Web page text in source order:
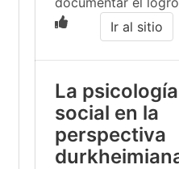
Ir al sitio
La psicología
social en la
perspectiva